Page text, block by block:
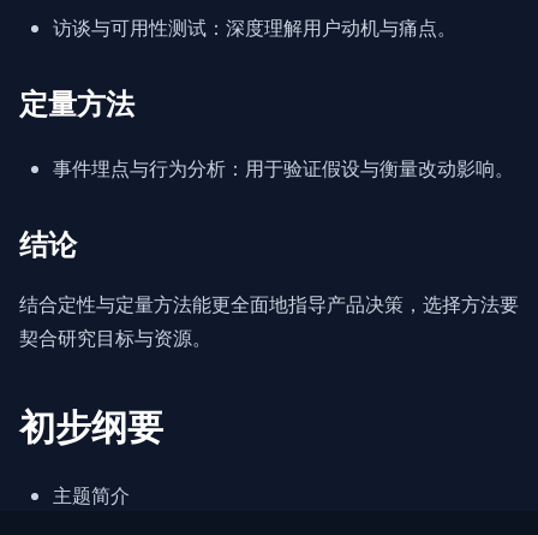
访谈与可用性测试：深度理解用户动机与痛点。
定量方法
事件埋点与行为分析：用于验证假设与衡量改动影响。
结论
结合定性与定量方法能更全面地指导产品决策，选择方法要
契合研究目标与资源。
初步纲要
主题简介